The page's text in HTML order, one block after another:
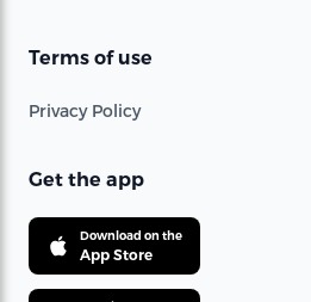
Terms of use
Privacy Policy
Get the app
Download on the
App Store